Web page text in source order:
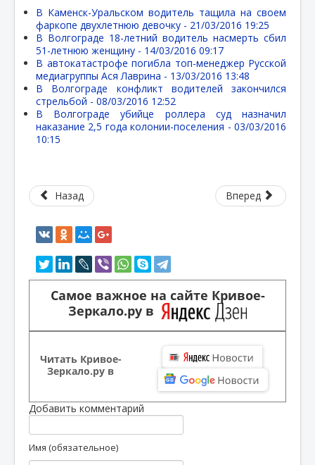
В Каменск-Уральском водитель тащила на своем
фаркопе двухлетнюю девочку - 21/03/2016 19:25
В Волгограде 18-летний водитель насмерть сбил
51-летнюю женщину - 14/03/2016 09:17
В автокатастрофе погибла топ-менеджер Русской
медиагруппы Ася Лаврина - 13/03/2016 13:48
В Волгограде конфликт водителей закончился
стрельбой - 08/03/2016 12:52
В Волгограде убийце роллера суд назначил
наказание 2,5 года колонии-поселения - 03/03/2016
10:15
Назад Вперед
Самое важное на сайте Кривое-
Зеркало.ру в
Читать Кривое-
Зеркало.ру в
Добавить комментарий
Имя (обязательное)